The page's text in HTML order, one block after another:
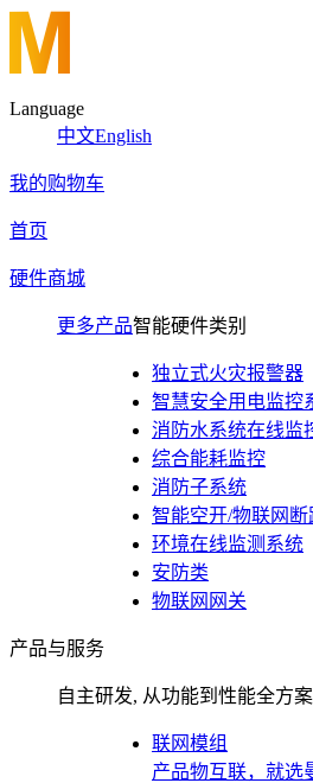
Language
中文English
我的购物车
首页
硬件商城
更多产品智能硬件类别
独立式火灾报警器
智慧安全用电监控
消防水系统在线监
综合能耗监控
消防子系统
智能空开/物联网断
环境在线监测系统
安防类
物联网网关
产品与服务
自主研发, 从功能到性能全方
联网模组
产品物互联，就选